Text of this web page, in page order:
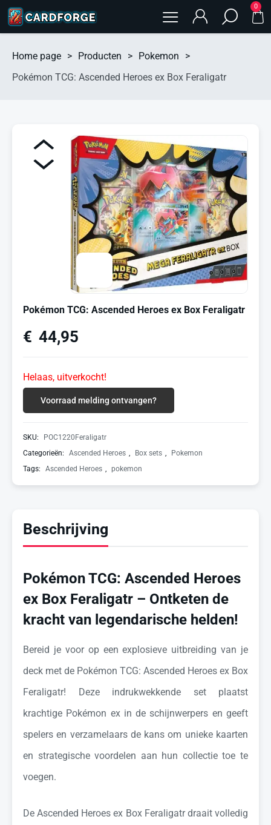
0
Home page > Producten > Pokemon
>
Pokémon TCG: Ascended Heroes ex Box Feraligatr
Pokémon TCG: Ascended Heroes ex Box Feraligatr
€ 44,95
Helaas, uitverkocht!
Voorraad melding ontvangen?
SKU:
POC1220Feraligatr
Categorieën:
Ascended Heroes Box sets
Pokemon
Tags:
Ascended Heroes pokemon
Beschrijving
Pokémon TCG: Ascended Heroes
ex Box Feraligatr – Ontketen de
kracht van legendarische helden!
Bereid je voor op een explosieve uitbreiding van je
deck met de Pokémon TCG: Ascended Heroes ex Box
Feraligatr! Deze indrukwekkende set plaatst
krachtige Pokémon ex in de schijnwerpers en geeft
spelers en verzamelaars de kans om unieke kaarten
en strategische voordelen aan hun collectie toe te
voegen.
De Ascended Heroes ex Box Feraligatr draait volledig